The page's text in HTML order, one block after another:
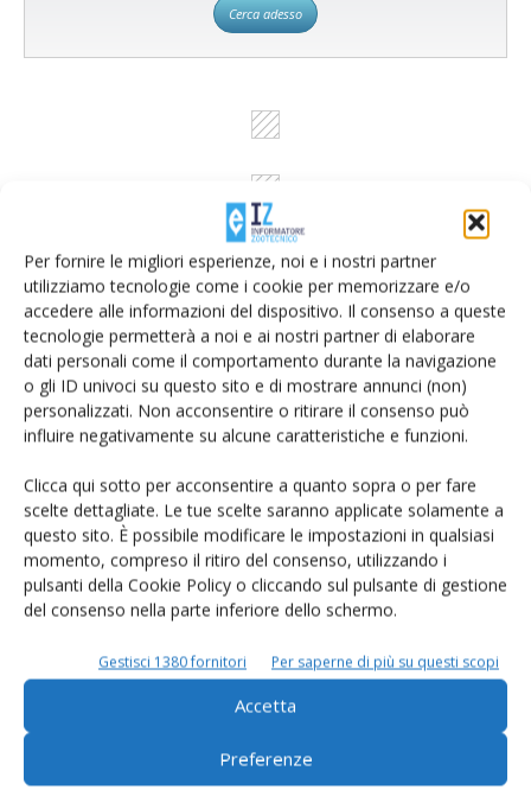
Per fornire le migliori esperienze, noi e i nostri partner
utilizziamo tecnologie come i cookie per memorizzare e/o
accedere alle informazioni del dispositivo. Il consenso a queste
tecnologie permetterà a noi e ai nostri partner di elaborare
dati personali come il comportamento durante la navigazione
o gli ID univoci su questo sito e di mostrare annunci (non)
personalizzati. Non acconsentire o ritirare il consenso può
influire negativamente su alcune caratteristiche e funzioni.
Clicca qui sotto per acconsentire a quanto sopra o per fare
scelte dettagliate. Le tue scelte saranno applicate solamente a
questo sito. È possibile modificare le impostazioni in qualsiasi
momento, compreso il ritiro del consenso, utilizzando i
pulsanti della Cookie Policy o cliccando sul pulsante di gestione
del consenso nella parte inferiore dello schermo.
Gestisci 1380 fornitori Per saperne di più su questi scopi
Accetta
Preferenze
Cerca adesso
Rimani aggiornato sul mondo
dell’agricoltura